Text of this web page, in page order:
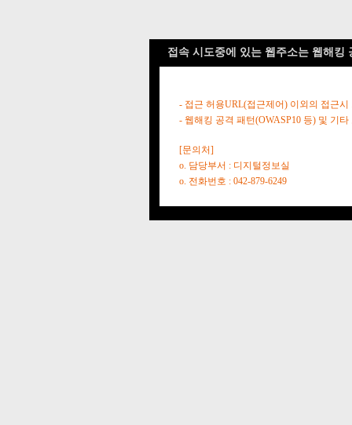
접속 시도중에 있는 웹주소는 웹해킹
- 접근 허용URL(접근제어) 이외의 접근시
- 웹해킹 공격 패턴(OWASP10 등) 및 기
[문의처]
o. 담당부서 : 디지털정보실
o. 전화번호 : 042-879-6249